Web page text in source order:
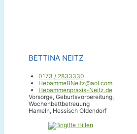
BETTINA NEITZ
0173 / 2833330
HebammeBNeitz@aol.com
Hebammenpraxis-Neitz.de
Vorsorge, Geburtsvorbereitung,
Wochenbettbetreuung
Hameln, Hessisch Oldendorf